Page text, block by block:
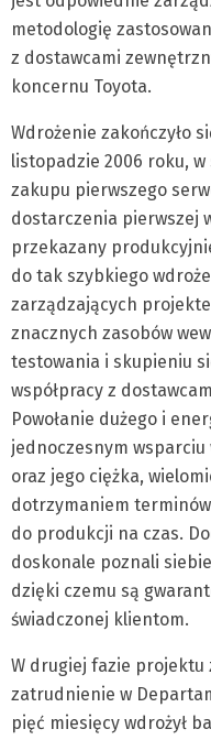
metodologię
z dostawcami
koncernu Toyota.
Wdrożenie zakończyło
listopadzie 2006 roku,
zakupu pierwszego
dostarczenia pierwszej
przekazany
do tak szybkiego
zarządzających
znacznych zasobów
testowania i skupieniu
współpracy z
Powołanie dużego i
jednoczesnym wsparciu
oraz jego ciężka,
dotrzymaniem
do produkcji na czas.
doskonale poznali
dzięki czemu są
świadczonej klientom.
W drugiej fazie projektu
zatrudnienie w
pięć miesięcy wdrożył